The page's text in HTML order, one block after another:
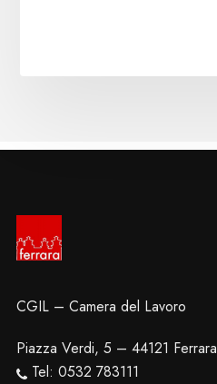
CGIL – Camera del Lavoro
Piazza Verdi, 5 – 44121 Ferrara
Tel: 0532 783111